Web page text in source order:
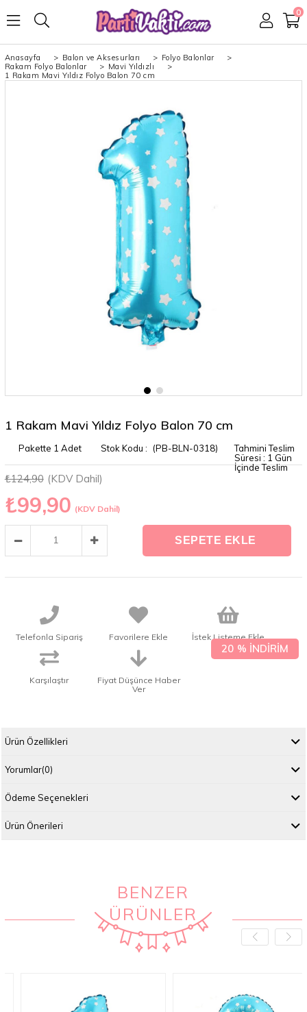
0
Anasayfa > Balon ve Aksesurları > Folyo Balonlar
>
Rakam Folyo Balonlar
> Mavi Yıldızlı
>
1 Rakam Mavi Yıldız Folyo Balon 70 cm
1 Rakam Mavi Yıldız Folyo Balon 70 cm
(PB-BLN-0318)
%
20 İNDIRIM
₺124,90 (KDV Dahil)
₺99,90 (KDV Dahil)
Tahmini Teslim
Süresi : 1 Gün
İçinde Teslim
Pakette 1 Adet
Telefonla Sipariş Favorilere Ekle İstek Listeme Ekle
Karşılaştır
Fiyat Düşünce Haber
Ver
Ürün Özellikleri
Yorumlar(0)
Ödeme Seçenekleri
Ürün Önerileri
BENZER
ÜRÜNLER